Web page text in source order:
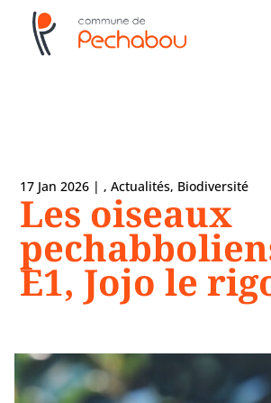
17 Jan 2026 | ,Actualités, Biodiversité
Les oiseaux
E1, Jojo le